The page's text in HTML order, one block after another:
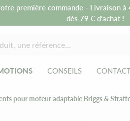
première commande - Livraison
dès 79 € d’achat !
CONSEILS
pour moteur adaptable Briggs &